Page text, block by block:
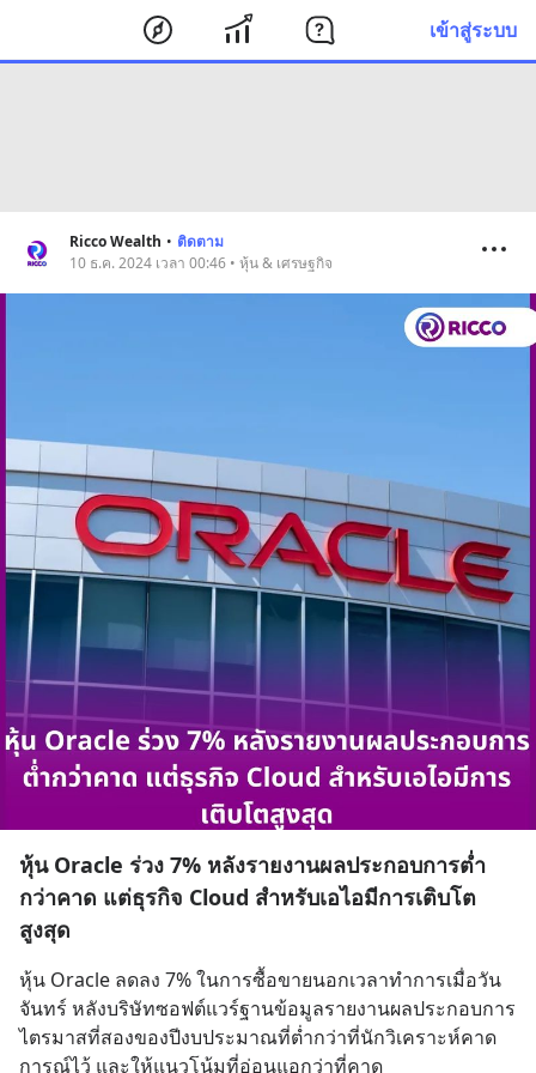
เข้าสู่ระบบ
Ricco Wealth • ติดตาม
10 ธ.ค. 2024 เวลา 00:46 • หุ้น & เศรษฐกิจ
หุ้น Oracle ร่วง 7% หลังรายงานผลประกอบการต่ำ
กว่าคาด แต่ธุรกิจ Cloud สำหรับเอไอมีการเติบโต
สูงสุด
หุ้น Oracle ลดลง 7% ในการซื้อขายนอกเวลาทำการเมื่อวัน
จันทร์ หลังบริษัทซอฟต์แวร์ฐานข้อมูลรายงานผลประกอบการ
ไตรมาสที่สองของปีงบประมาณที่ต่ำกว่าที่นักวิเคราะห์คาด
การณ์ไว้ และให้แนวโน้มที่อ่อนแอกว่าที่คาด